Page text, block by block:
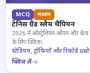
MCQ मध्यम
टेनिस ग्रैंड स्लैम चैंपियन
2026 में ऑस्ट्रेलियन ओपन और
के लिए क्विज़।
स्टेडियम, ट्रॉफियाँ और रिकॉर्ड
क्विज़ लें